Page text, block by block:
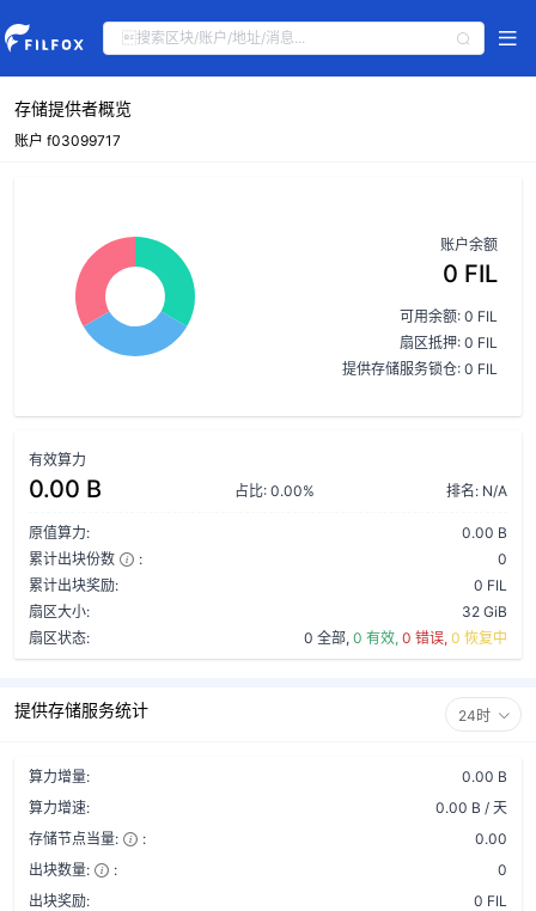
存储提供者概览
账户 f03099717
账户余额
0 FIL
可用余额: 0 FIL
扇区抵押: 0 FIL
提供存储服务锁仓: 0 FIL
有效算力
0.00 B 占比: 0.00% 排名: N/A
原值算力:
0.00 B
累计出块份数
:
0
累计出块奖励:
0 FIL
扇区大小:
32 GiB
扇区状态:
0 全部, 0 有效, 0 错误, 0 恢复中
提供存储服务统计 24时
算力增量:
0.00 B
算力增速:
0.00 B / 天
存储节点当量:
:
0.00
出块数量:
:
0
出块奖励:
0 FIL